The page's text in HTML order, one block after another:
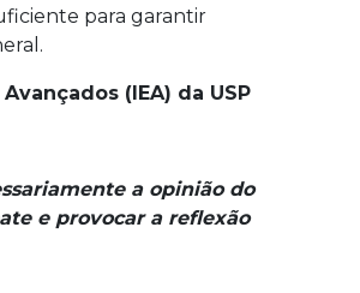
para garantir
(IEA) da USP
a opinião do
e provocar a reflexão